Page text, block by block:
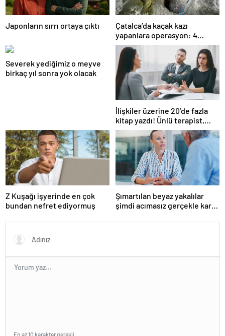
Japonların sırrı ortaya çıktı
Çatalca’da kaçak kazı
yapanlara operasyon: 4
gözaltı
Severek yediğimiz o meyve
birkaç yıl sonra yok olacak
İlişkiler üzerine 20’de fazla
kitap yazdı! Ünlü terapist,
boşanmaların gerçek
suçlularını açıklıyor
Z Kuşağı işyerinde en çok
bundan nefret ediyormuş
Şımartılan beyaz yakalılar
şimdi acımasız gerçekle karşı
En az 10 karakter gerekli